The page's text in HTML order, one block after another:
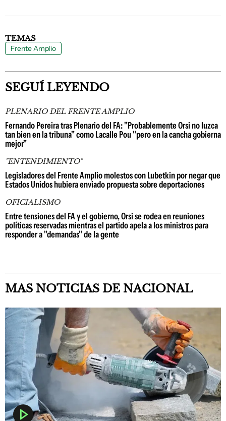
TEMAS
Frente Amplio
SEGUÍ LEYENDO
PLENARIO DEL FRENTE AMPLIO
Fernando Pereira tras Plenario del FA: "Probablemente Orsi no luzca
tan bien en la tribuna" como Lacalle Pou "pero en la cancha gobierna
mejor"
"ENTENDIMIENTO"
Legisladores del Frente Amplio molestos con Lubetkin por negar que
Estados Unidos hubiera enviado propuesta sobre deportaciones
OFICIALISMO
Entre tensiones del FA y el gobierno, Orsi se rodea en reuniones
políticas reservadas mientras el partido apela a los ministros para
responder a "demandas" de la gente
MAS NOTICIAS DE NACIONAL